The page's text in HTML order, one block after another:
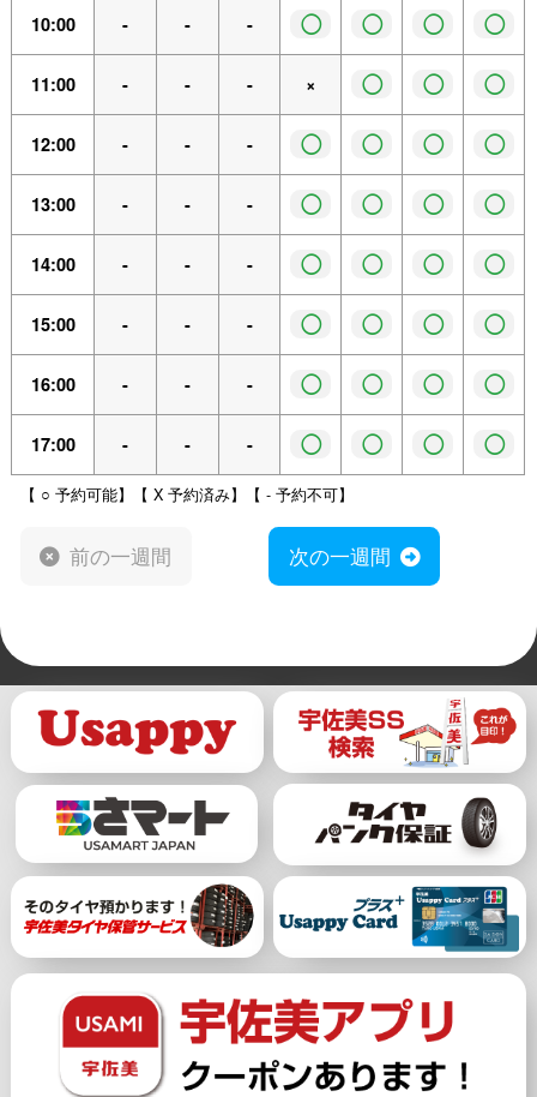
10:00 - - - ◯ ◯ ◯ ◯
11:00 - - - × ◯ ◯ ◯
12:00 - - - ◯ ◯ ◯ ◯
13:00 - - - ◯ ◯ ◯ ◯
14:00 - - - ◯ ◯ ◯ ◯
15:00 - - - ◯ ◯ ◯ ◯
16:00 - - - ◯ ◯ ◯ ◯
17:00 - - - ◯ ◯ ◯ ◯
【 ○ 予約可能】【 X 予約済み】【 - 予約不可】
前の一週間 次の一週間